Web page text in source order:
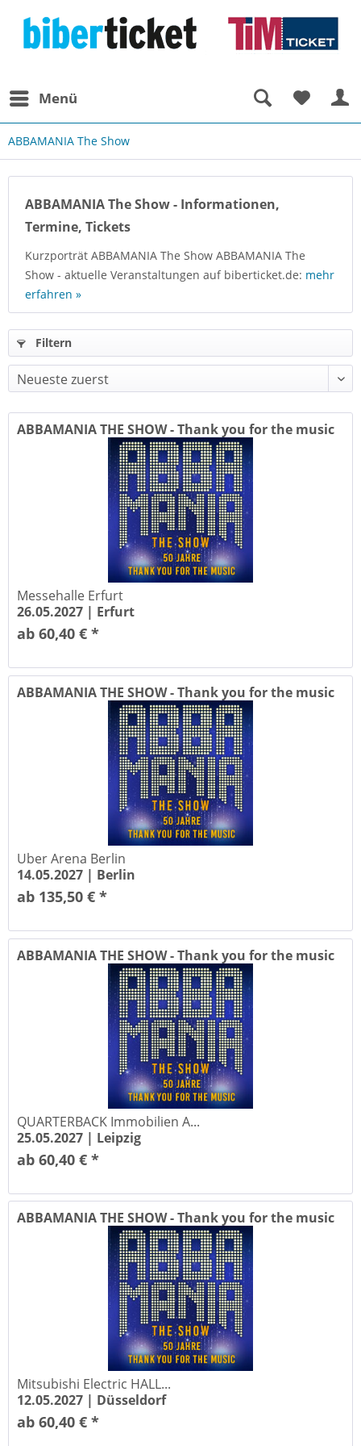
Menü
ABBAMANIA The Show
ABBAMANIA The Show - Informationen,
Termine, Tickets
Kurzporträt ABBAMANIA The Show ABBAMANIA The
Show - aktuelle Veranstaltungen auf biberticket.de: mehr
erfahren »
Filtern
ABBAMANIA THE SHOW - Thank you for the music
Messehalle Erfurt
26.05.2027 | Erfurt
ab 60,40 € *
ABBAMANIA THE SHOW - Thank you for the music
Uber Arena Berlin
14.05.2027 | Berlin
ab 135,50 € *
ABBAMANIA THE SHOW - Thank you for the music
QUARTERBACK Immobilien A...
25.05.2027 | Leipzig
ab 60,40 € *
ABBAMANIA THE SHOW - Thank you for the music
Mitsubishi Electric HALL...
12.05.2027 | Düsseldorf
ab 60,40 € *